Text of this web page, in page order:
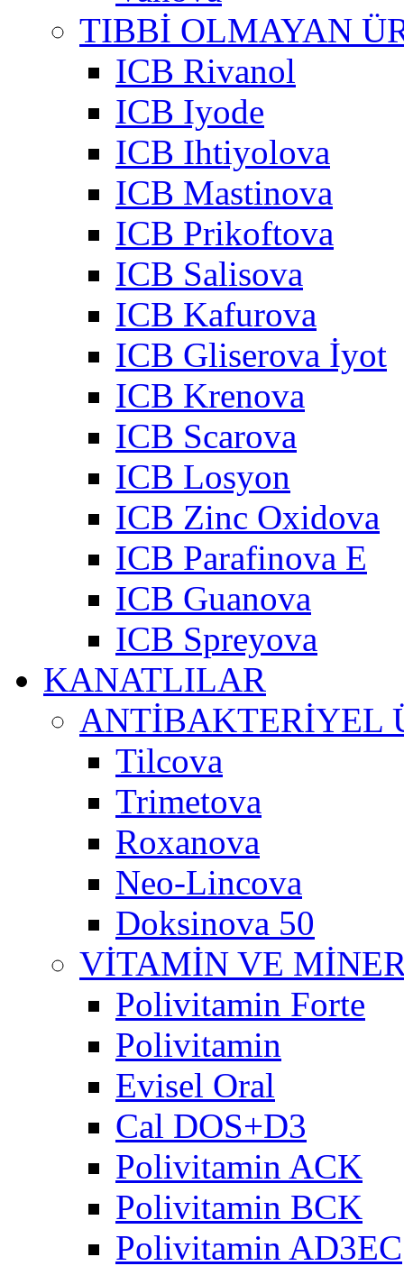
TIBBİ OLMAYAN
ICB Rivanol
ICB Iyode
ICB Ihtiyolova
ICB Mastinova
ICB Prikoftova
ICB Salisova
ICB Kafurova
ICB Gliserova İyot
ICB Krenova
ICB Scarova
ICB Losyon
ICB Zinc Oxidova
ICB Parafinova E
ICB Guanova
ICB Spreyova
KANATLILAR
ANTİBAKTERİYEL
Tilcova
Trimetova
Roxanova
Neo-Lincova
Doksinova 50
VİTAMİN VE
Polivitamin Forte
Polivitamin
Evisel Oral
Cal DOS+D3
Polivitamin ACK
Polivitamin BCK
Polivitamin AD3EC